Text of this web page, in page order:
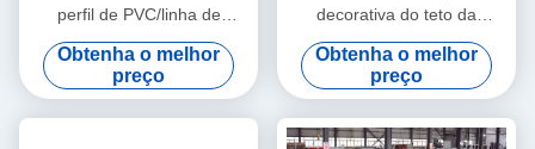
perfil de PVC/linha de
extrusão de perfil de PVC
Obtenha o melhor
preço
decorativa do teto da
máquina da extrusão do
perfil de WPC/WPC
Obtenha o melhor
preço